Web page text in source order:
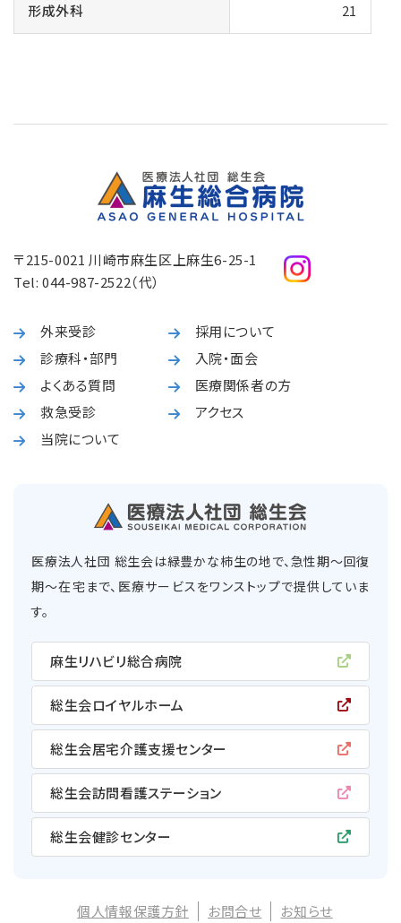
形成外科 21
〒215-0021 川崎市麻生区上麻生6-25-1
Tel: 044-987-2522（代）
外来受診
診療科・部門
よくある質問
救急受診
当院について
採用について
入院・面会
医療関係者の方
アクセス
医療法人社団 総生会は緑豊かな柿生の地で、急性期〜回復
期〜在宅まで、医療サービスをワンストップで提供していま
す。
麻生リハビリ総合病院
総生会ロイヤルホーム
総生会居宅介護支援センター
総生会訪問看護ステーション
総生会健診センター
個人情報保護方針 お問合せ お知らせ